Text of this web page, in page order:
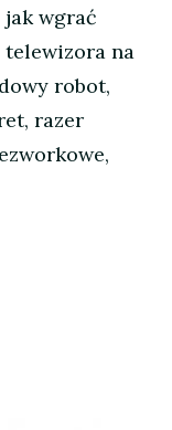
jak wgrać
telewizora na
robot,
razer